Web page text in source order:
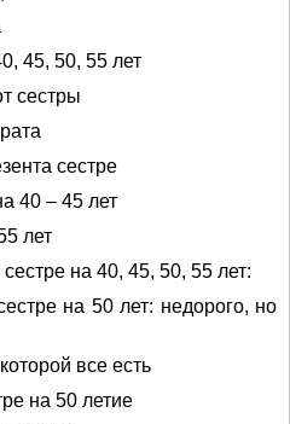
45, 50, 55 лет
сестры
сестре
40 – 45 лет
лет
на 40, 45, 50, 55 лет:
на 50 лет: недорого, но
все есть
на 50 летие